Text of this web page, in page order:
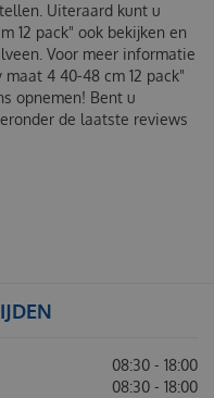
Uiteraard kunt u
12 pack" ook bekijken en
Voor meer informatie
4 40-48 cm 12 pack"
opnemen! Bent u
de laatste reviews
08:30 - 18:00
08:30 - 18:00